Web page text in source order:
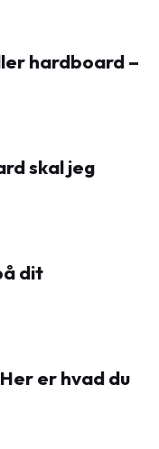
hardboard –
skal jeg
dit
er hvad du